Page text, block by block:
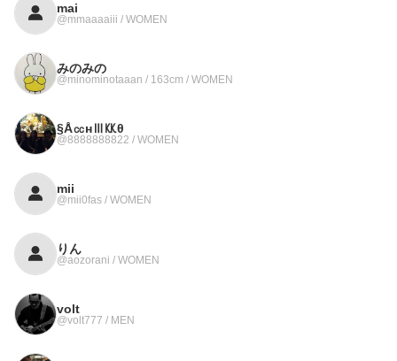
mai
@mmaaaaiii / WOMEN
みのみの
@minominotaaan / 163cm / WOMEN
§Å㏄нⅢ㏍θ
@8888888822 / WOMEN
mii
@mii0fas / WOMEN
りん
@aozorani / WOMEN
volt
@volt777 / MEN